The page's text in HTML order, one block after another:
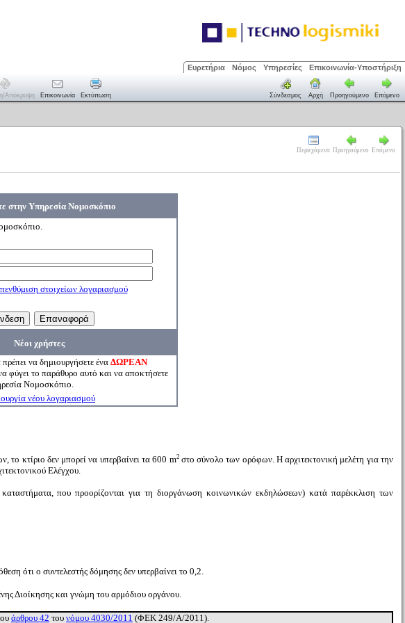
Ευρετήρια Νόμος Υπηρεσίες Επικοινωνία-Υποστήριξη
απόκρυψη Επικοινωνία Εκτύπωση Σύνδεσμος Αρχή Προηγούμενο Επόμενο